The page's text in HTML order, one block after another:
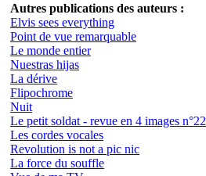
Autres publications des auteurs :
Elvis sees everything
Point de vue remarquable
Le monde entier
Nuestras hijas
La dérive
Flipochrome
Nuit
Le petit soldat - revue en 4 images n°22
Les cordes vocales
Revolution is not a pic nic
La force du souffle